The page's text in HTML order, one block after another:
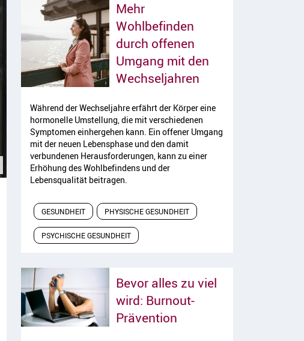
Mehr
Wohlbefinden
durch offenen
Umgang mit den
WechseljahrenArtikel lesen
Während der Wechseljahre erfährt der Körper eine
hormonelle Umstellung, die mit verschiedenen
Symptomen einhergehen kann. Ein offener Umgang
mit der neuen Lebensphase und den damit
verbundenen Herausforderungen, kann zu einer
Erhöhung des Wohlbefindens und der
Lebensqualität beitragen.
GESUNDHEIT PHYSISCHE GESUNDHEIT
PSYCHISCHE GESUNDHEIT
Bevor alles zu viel
wird: Burnout-
PräventionArtikel lesen